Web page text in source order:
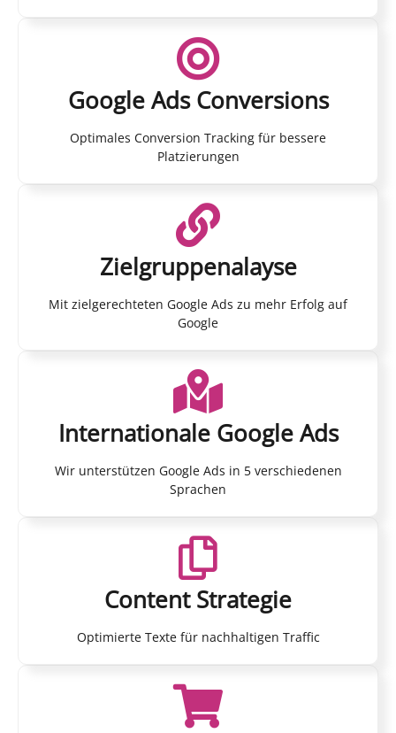
Google Ads Conversions
Optimales Conversion Tracking für bessere
Platzierungen
Zielgruppenalayse
Mit zielgerechteten Google Ads zu mehr Erfolg auf
Google
Internationale Google Ads
Wir unterstützen Google Ads in 5 verschiedenen
Sprachen
Content Strategie
Optimierte Texte für nachhaltigen Traffic